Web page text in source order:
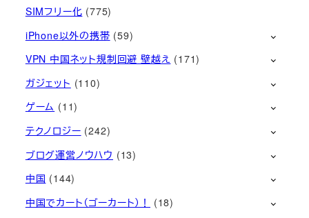
SIMフリー化 (775)
iPhone以外の携帯 (59)
VPN 中国ネット規制回避 壁越え (171)
ガジェット (110)
ゲーム (11)
テクノロジー (242)
ブログ運営ノウハウ (13)
中国 (144)
中国でカート（ゴーカート）！
(18)